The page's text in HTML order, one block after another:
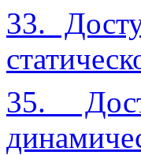
33.
35.